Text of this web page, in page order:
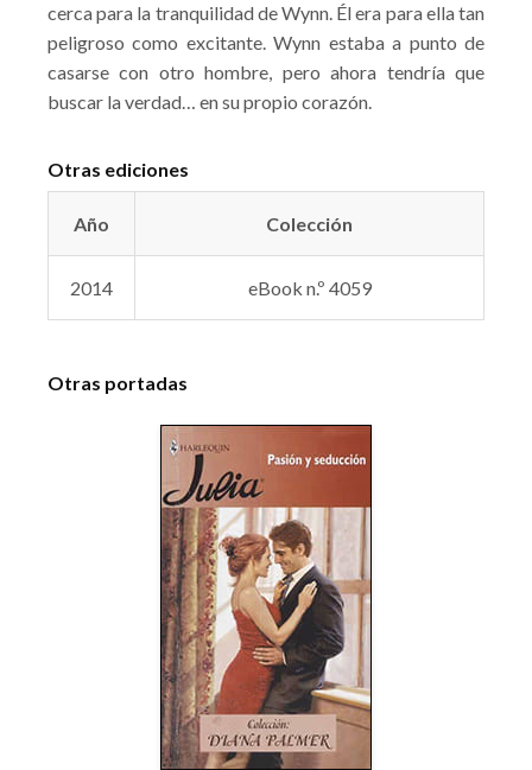
cerca para la tranquilidad de Wynn. Él era para ella tan
peligroso como excitante. Wynn estaba a punto de
casarse con otro hombre, pero ahora tendría que
buscar la verdad… en su propio corazón.
Otras ediciones
Año Colección
2014 eBook n.º 4059
Otras portadas